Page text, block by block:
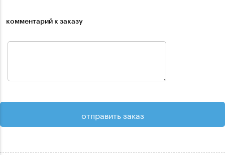
комментарий к заказу